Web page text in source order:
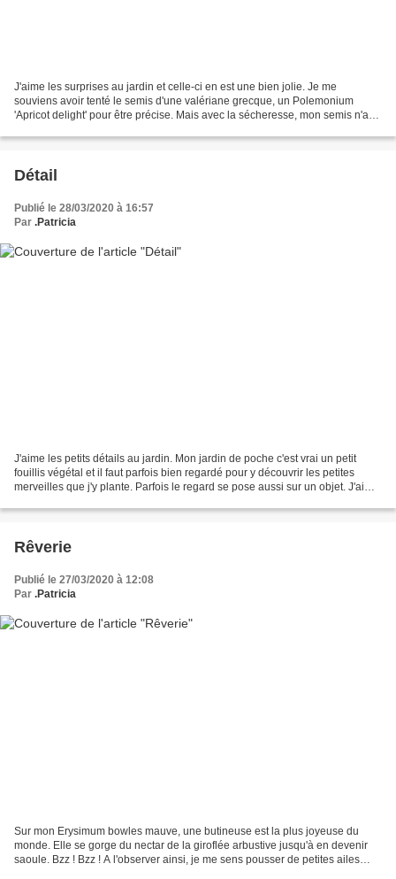
J'aime les surprises au jardin et celle-ci en est une bien jolie. Je me
souviens avoir tenté le semis d'une valériane grecque, un Polemonium
'Apricot delight' pour être précise. Mais avec la sécheresse, mon semis n'a
Détail
Publié le 28/03/2020 à 16:57
Par .Patricia
J'aime les petits détails au jardin. Mon jardin de poche c'est vrai un petit
fouillis végétal et il faut parfois bien regardé pour y découvrir les petites
merveilles que j'y plante. Parfois le regard se pose aussi sur un objet. J'ai
Rêverie
Publié le 27/03/2020 à 12:08
Par .Patricia
Sur mon Erysimum bowles mauve, une butineuse est la plus joyeuse du
monde. Elle se gorge du nectar de la giroflée arbustive jusqu'à en devenir
saoule. Bzz ! Bzz ! A l'observer ainsi, je me sens pousser de petites ailes